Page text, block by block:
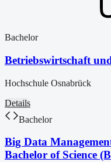
Bachelor
Betriebswirtschaft
Hochschule Osnabrück
Details
Bachelor
Big Data
Bachelor of Science